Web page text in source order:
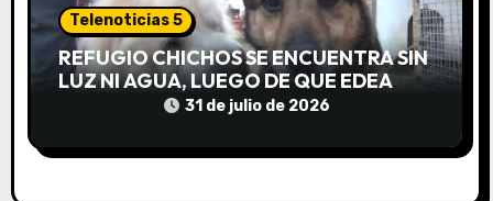
Telenoticias 5
REFUGIO CHICHOS SE ENCUENTRA SIN
LUZ NI AGUA, LUEGO DE QUE EDEA
CORTARA EL SUMINISTRO SIN AVISO
31 de julio de 2026